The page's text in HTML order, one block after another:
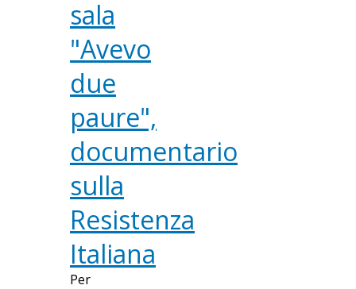
sala
"Avevo
due
paure",
documentario
sulla
Resistenza
Italiana
Per